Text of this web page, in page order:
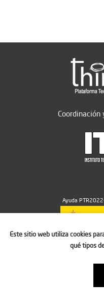
Ayuda
MICIU/AEI/
Política de
Este sitio web utiliza cookies
qué tipos